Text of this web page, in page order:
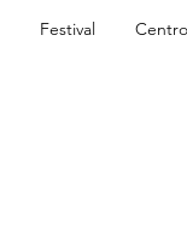
Festival